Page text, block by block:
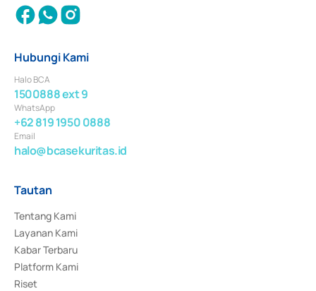
Hubungi Kami
Halo BCA
1500888 ext 9
WhatsApp
+62 819 1950 0888
Email
halo@bcasekuritas.id
Tautan
Tentang Kami
Layanan Kami
Kabar Terbaru
Platform Kami
Riset